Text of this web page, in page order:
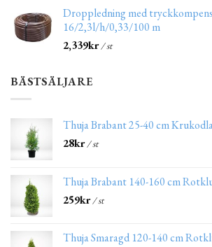
Droppledning med
16/2,3l/h/0,33/100 m
2,339kr/ st
BÄSTSÄLJARE
Thuja Brabant 25-40 cm
28kr/ st
Thuja Brabant 140-160 cm
259kr/ st
Thuja Smaragd 120-140 cm